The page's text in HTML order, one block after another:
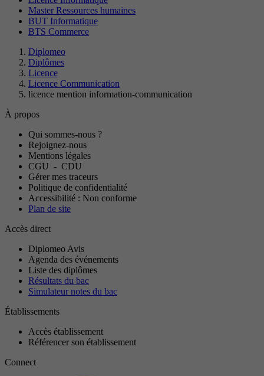
Master Ressources humaines
BUT Informatique
BTS Commerce
Diplomeo
Diplômes
Licence
Licence Communication
licence mention information-communication
À propos
Qui sommes-nous ?
Rejoignez-nous
Mentions légales
CGU - CDU
Gérer mes traceurs
Politique de confidentialité
Accessibilité : Non conforme
Plan de site
Accès direct
Diplomeo Avis
Agenda des événements
Liste des diplômes
Résultats du bac
Simulateur notes du bac
Établissements
Accès établissement
Référencer son établissement
Connect